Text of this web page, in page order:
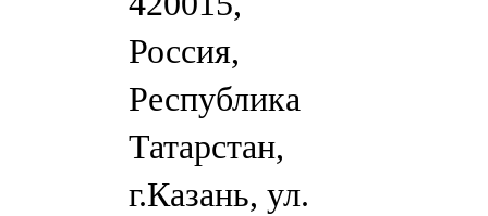
Россия,
Республика
Татарстан,
г.Казань, ул.